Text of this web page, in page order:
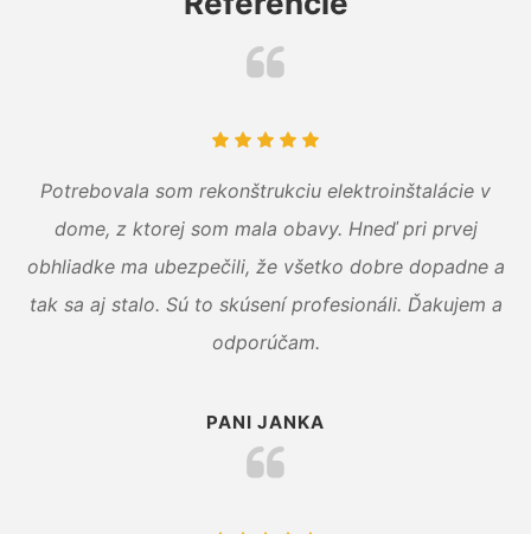
Potrebovala som rekonštrukciu elektroinštalácie v
dome, z ktorej som mala obavy. Hneď pri prvej
obhliadke ma ubezpečili, že všetko dobre dopadne a
tak sa aj stalo. Sú to skúsení profesionáli. Ďakujem a
odporúčam.
PANI JANKA